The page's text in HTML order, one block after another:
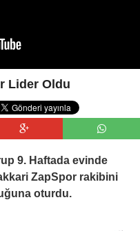
Lider Oldu
9. Haftada evinde
ZapSpor rakibini
oturdu.